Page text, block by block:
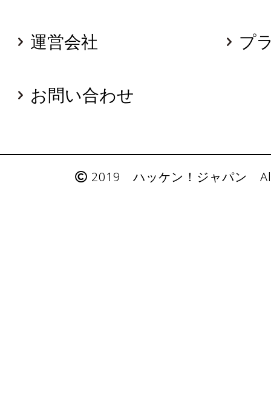
運営会社 プ
お問い合わせ
2019 ハッケン！ジャパン